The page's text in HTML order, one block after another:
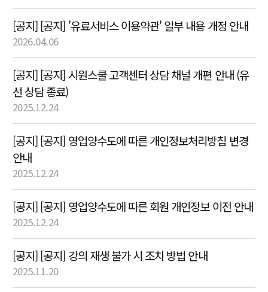
[공지] [공지] '유료서비스 이용약관' 일부 내용 개정 안내
2026.04.06
[공지] [공지] 시원스쿨 고객센터 상담 채널 개편 안내 (유
선 상담 종료)
2025.12.24
[공지] [공지] 영업양수도에 따른 개인정보처리방침 변경
안내
2025.12.24
[공지] [공지] 영업양수도에 따른 회원 개인정보 이전 안내
2025.12.24
[공지] [공지] 강의 재생 불가 시 조치 방법 안내
2025.11.20